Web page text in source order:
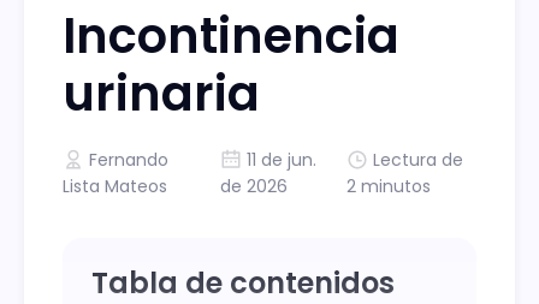
Incontinencia
urinaria
Fernando
Lista Mateos
11 de jun.
de 2026
Lectura de
2 minutos
Tabla de contenidos